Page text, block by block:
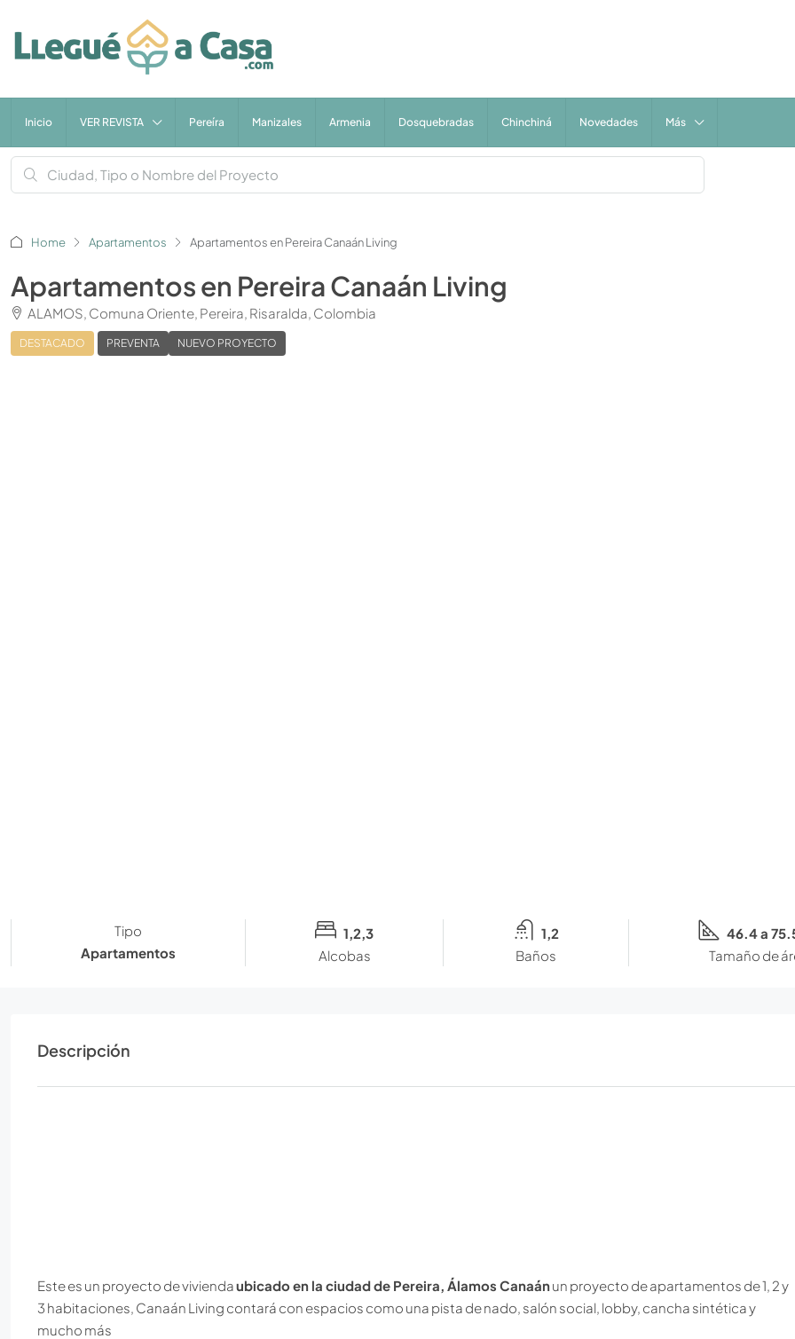
Inicio VER REVISTA Pereíra Manizales Armenia Dosquebradas Chinchiná Novedades Más
Home Apartamentos Apartamentos en Pereira Canaán Living
Apartamentos en Pereira Canaán Living
ALAMOS, Comuna Oriente, Pereira, Risaralda, Colombia
DESTACADO PREVENTA NUEVO PROYECTO
Tipo
Apartamentos
1,2,3
Alcobas
1,2
Baños
46.4 a
Tamaño de
Descripción
Este es un proyecto de viviendaubicado en la ciudad de Pereira, Álamos Canaánun proyecto de apartamentos de 1, 2 y
3 habitaciones, Canaán Living contará con espacios como una pista de nado, salón social, lobby, cancha sintética y
mucho más